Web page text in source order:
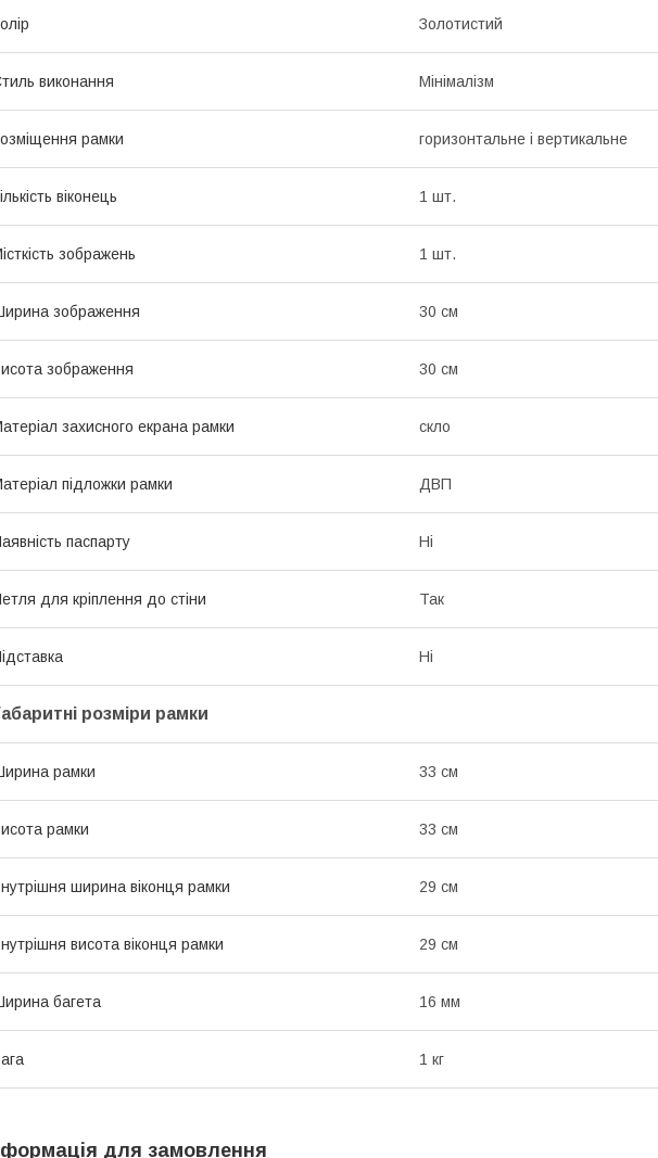
Золотистий
виконання Мінімалізм
рамки горизонтальне і вертикальне
віконець 1 шт.
зображень 1 шт.
зображення 30 см
зображення 30 см
захисного екрана рамки скло
підложки рамки ДВП
паспарту Ні
для кріплення до стіни Так
Ні
розміри рамки
рамки 33 см
рамки 33 см
ширина віконця рамки 29 см
висота віконця рамки 29 см
багета 16 мм
1 кг
для замовлення